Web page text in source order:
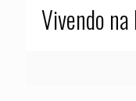
Vivendo